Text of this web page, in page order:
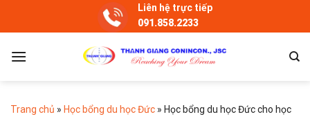
Liên hệ trực tiếp
091.858.2233
Trang chủ » Học bổng du học Đức » Học bổng du học Đức cho học